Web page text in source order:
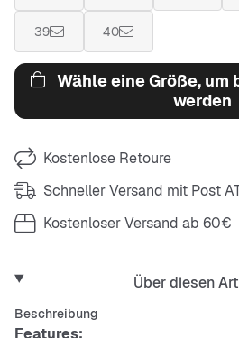
39 40
Wähle eine Größe,
werden
Kostenlose Retoure
Schneller Versand mit Post
Kostenloser Versand ab 60€
Über diesen
Beschreibung
Features: